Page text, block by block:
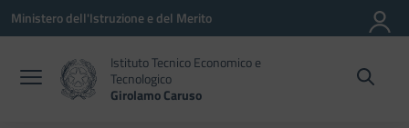
Vai ai contenuti
Vai al menu di navigazione
Vai al footer
Ministero dell'Istruzione e del Merito
Istituto Tecnico Economico e
Tecnologico
Girolamo Caruso